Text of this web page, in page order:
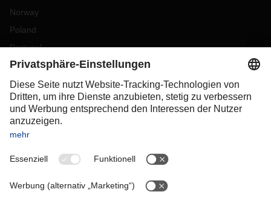
Norway
Poland
Portugal
Romania
Slovakia
Spain
Sweden
Switzerland
OCEANIA